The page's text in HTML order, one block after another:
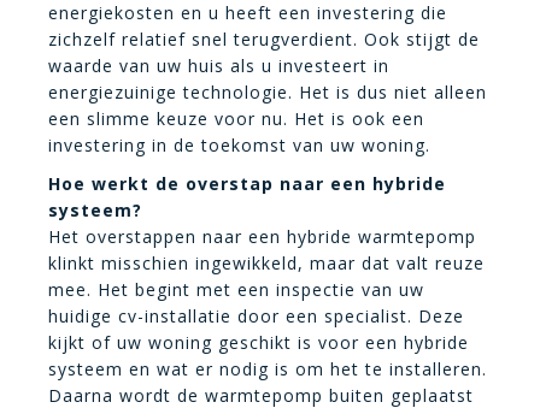
energiekosten en u heeft een investering die
zichzelf relatief snel terugverdient. Ook stijgt de
waarde van uw huis als u investeert in
energiezuinige technologie. Het is dus niet alleen
een slimme keuze voor nu. Het is ook een
investering in de toekomst van uw woning.
Hoe werkt de overstap naar een hybride
systeem?
Het overstappen naar een hybride warmtepomp
klinkt misschien ingewikkeld, maar dat valt reuze
mee. Het begint met een inspectie van uw
huidige cv-installatie door een specialist. Deze
kijkt of uw woning geschikt is voor een hybride
systeem en wat er nodig is om het te installeren.
Daarna wordt de warmtepomp buiten geplaatst